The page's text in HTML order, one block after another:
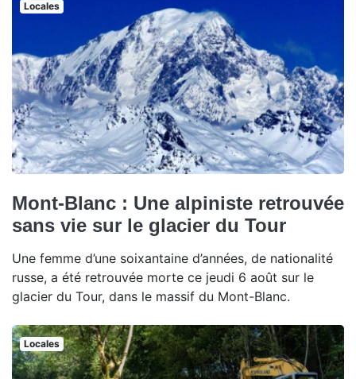
Locales
Mont-Blanc : Une alpiniste retrouvée
sans vie sur le glacier du Tour
Une femme d’une soixantaine d’années, de nationalité
russe, a été retrouvée morte ce jeudi 6 août sur le
glacier du Tour, dans le massif du Mont-Blanc.
Locales